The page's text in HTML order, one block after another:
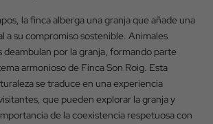
la finca alberga una granja que añade una
a su compromiso sostenible. Animales
deambulan por la granja, formando parte
armonioso de Finca Son Roig. Esta
se traduce en una experiencia
que pueden explorar la granja y
de la coexistencia respetuosa con